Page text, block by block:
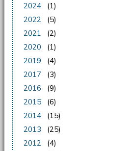
2024
(1)
2022
(5)
2021
(2)
2020
(1)
2019
(4)
2017
(3)
2016
(9)
2015
(6)
2014
(15)
2013
(25)
2012
(4)